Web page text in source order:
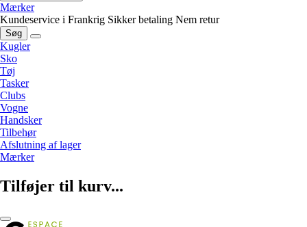
Mærker
Kundeservice i Frankrig Sikker betaling Nem retur
Søg
Kugler
Sko
Tøj
Tasker
Clubs
Vogne
Handsker
Tilbehør
Afslutning af lager
Mærker
Tilføjer til kurv...